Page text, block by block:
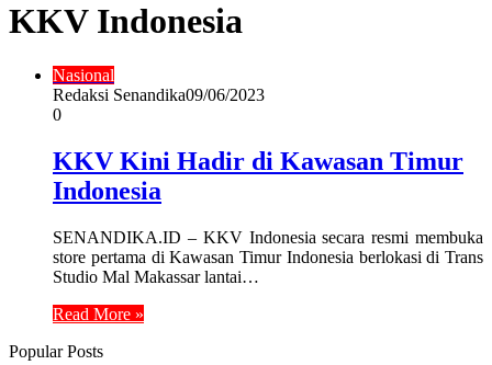
KKV Indonesia
Nasional
Redaksi Senandika09/06/2023
0
KKV Kini Hadir di Kawasan Timur
Indonesia
SENANDIKA.ID – KKV Indonesia secara resmi membuka
store pertama di Kawasan Timur Indonesia berlokasi di Trans
Studio Mal Makassar lantai…
Read More »
Popular Posts